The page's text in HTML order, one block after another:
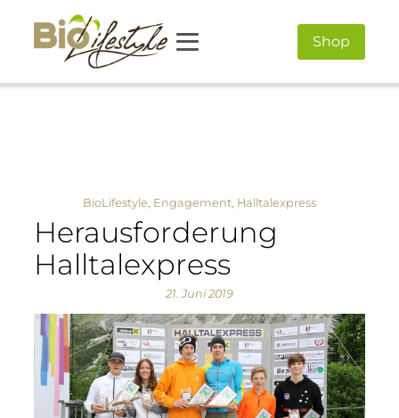
Shop
BioLifestyle, Engagement, Halltalexpress
Herausforderung
Halltalexpress
21. Juni 2019